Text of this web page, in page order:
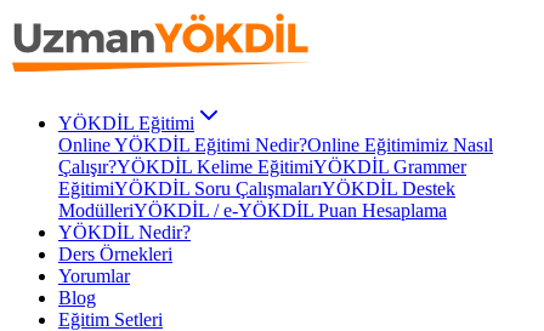
YÖKDİL Eğitimi
Online YÖKDİL Eğitimi Nedir?Online Eğitimimiz Nasıl
Çalışır?YÖKDİL Kelime EğitimiYÖKDİL Grammer
EğitimiYÖKDİL Soru ÇalışmalarıYÖKDİL Destek
ModülleriYÖKDİL / e-YÖKDİL Puan Hesaplama
YÖKDİL Nedir?
Ders Örnekleri
Yorumlar
Blog
Eğitim Setleri